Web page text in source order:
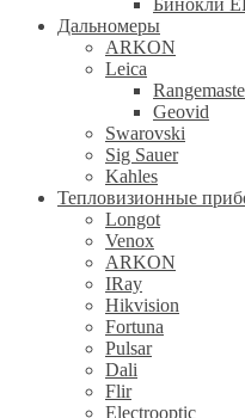
Бинокли
Дальномеры
ARKON
Leica
Geovid
Swarovski
Sig Sauer
Kahles
Тепловизионные
Longot
Venox
ARKON
IRay
Hikvision
Fortuna
Pulsar
Dali
Flir
Electrooptic